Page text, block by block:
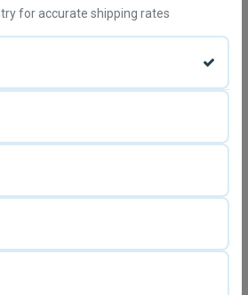
for accurate shipping rates